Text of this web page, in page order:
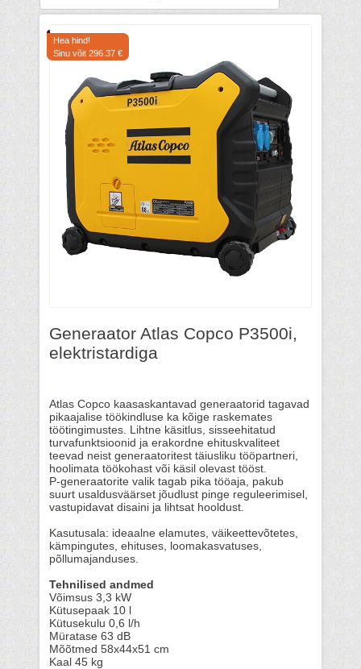
Hea hind!
Sinu võit 296.37 €
Generaator Atlas Copco P3500i,
elektristardiga
Atlas Copco kaasaskantavad generaatorid tagavad
pikaajalise töökindluse ka kõige raskemates
töötingimustes. Lihtne käsitlus, sisseehitatud
turvafunktsioonid ja erakordne ehituskvaliteet
teevad neist generaatoritest täiusliku tööpartneri,
hoolimata töökohast või käsil olevast tööst.
P-generaatorite valik tagab pika tööaja, pakub
suurt usaldusväärset jõudlust pinge reguleerimisel,
vastupidavat disaini ja lihtsat hooldust.
Kasutusala: ideaalne elamutes, väikeettevõtetes,
kämpingutes, ehituses, loomakasvatuses,
põllumajanduses.
Tehnilised andmed
Võimsus 3,3 kW
Kütusepaak 10 l
Kütusekulu 0,6 l/h
Müratase 63 dB
Mõõtmed 58x44x51 cm
Kaal 45 kg